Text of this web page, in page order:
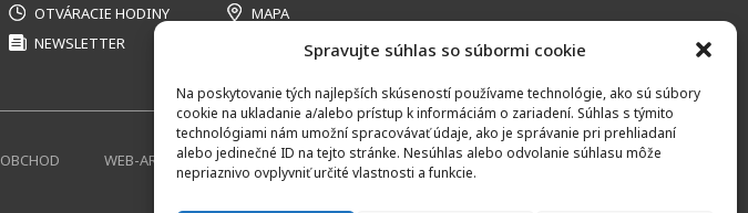
Spravujte súhlas so súbormi cookie
Na poskytovanie tých najlepších skúseností používame technológie, ako sú súbory
cookie na ukladanie a/alebo prístup k informáciám o zariadení. Súhlas s týmito
technológiami nám umožní spracovávať údaje, ako je správanie pri prehliadaní
alebo jedinečné ID na tejto stránke. Nesúhlas alebo odvolanie súhlasu môže
nepriaznivo ovplyvniť určité vlastnosti a funkcie.
OTVÁRACIE HODINY
NEWSLETTER
MAPA
OBCHOD WEB-ARCHÍV KONTAKT